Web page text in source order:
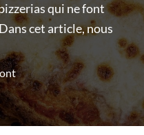
qui ne font
cet article, nous